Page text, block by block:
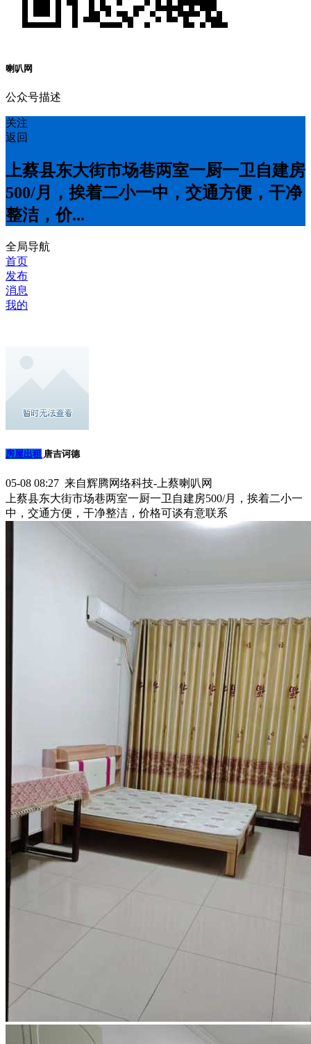
喇叭网
公众号描述
关注
返回
上蔡县东大街市场巷两室一厨一卫自建房
500/月，挨着二小一中，交通方便，干净
整洁，价...
全局导航
首页
发布
消息
我的
房屋出租 唐吉诃德
05-08 08:27 来自辉腾网络科技-上蔡喇叭网
上蔡县东大街市场巷两室一厨一卫自建房500/月，挨着二小一
中，交通方便，干净整洁，价格可谈有意联系